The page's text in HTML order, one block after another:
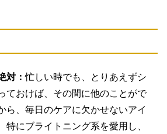
対：忙しい時でも、とりあえずシ
ておけば、その間に他のことがで
ら、毎日のケアに欠かせないアイ
特にブライトニング系を愛用し、